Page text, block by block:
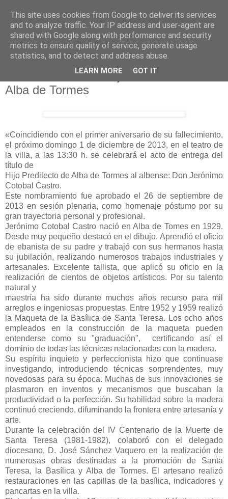
Jerónimo Cotobal: Hijo Predilecto de
Alba de Tormes
«Coincidiendo con el primer aniversario de su fallecimiento,
el próximo domingo 1 de diciembre de 2013, en el teatro de
la villa, a las 13:30 h. se celebrará el acto de entrega del
título de
Hijo Predilecto de Alba de Tormes al albense: Don Jerónimo
Cotobal Castro.
Este nombramiento fue aprobado el 26 de septiembre de
2013 en sesión plenaria, como homenaje póstumo por su
gran trayectoria personal y profesional.
Jerónimo Cotobal Castro nació en Alba de Tomes en 1929.
Desde muy pequeño destacó en el dibujo. Aprendió el oficio
de ebanista de su padre y trabajó con sus hermanos hasta
su jubilación, realizando numerosos trabajos industriales y
artesanales. Excelente tallista, que aplicó su oficio en la
realización de cientos de objetos artísticos. Por su talento
natural y
maestría ha sido durante muchos años recurso para mil
arreglos e ingeniosas propuestas. Entre 1952 y 1959 realizó
la Maqueta de la Basílica de Santa Teresa. Los ocho años
empleados en la construcción de la maqueta pueden
entenderse como su "graduación", certificando así el
dominio de todas las técnicas relacionadas con la madera.
Su espíritu inquieto y perfeccionista hizo que continuase
investigando, introduciendo técnicas sorprendentes, muy
novedosas para su época. Muchas de sus innovaciones se
plasmaron en inventos y mecanismos que buscaban la
productividad o la perfección. Su habilidad sobre la madera
continuó creciendo, difuminando la frontera entre artesanía y
arte.
Durante la celebración del IV Centenario de la Muerte de
Santa Teresa (1981-1982), colaboró con el delegado
diocesano, D. José Sánchez Vaquero en la realización de
numerosas obras destinadas a la promoción de Santa
Teresa, la Basílica y Alba de Tormes. El artesano realizó
restauraciones en las capillas de la basílica, indicadores y
pancartas en la villa.
This site uses cookies from Google to deliver its services
and to analyze traffic. Your IP address and user-agent are
shared with Google along with performance and security
metrics to ensure quality of service, generate usage
statistics, and to detect and address abuse.
LEARN MORE GOT IT